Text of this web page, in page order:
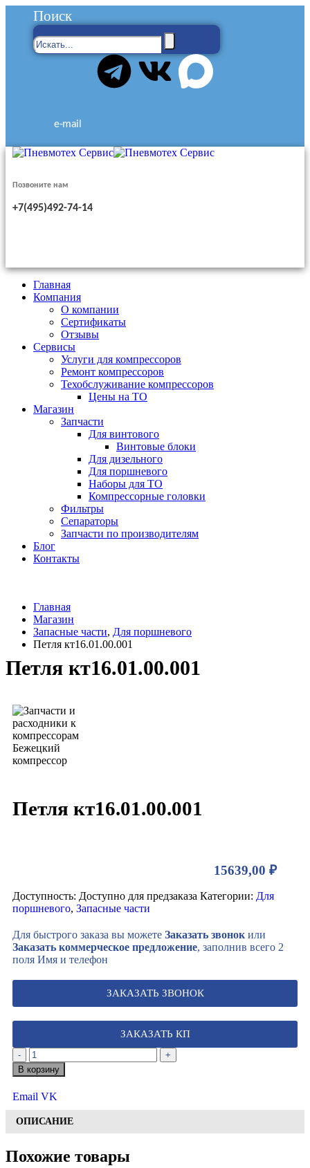
Поиск
e-mail
Позвоните нам
+7(495)492-74-14
Главная
Компания
О компании
Сертификаты
Отзывы
Сервисы
Услуги для компрессоров
Ремонт компрессоров
Техобслуживание компрессоров
Цены на ТО
Магазин
Запчасти
Для винтового
Винтовые блоки
Для дизельного
Для поршневого
Наборы для ТО
Компрессорные головки
Фильтры
Сепараторы
Запчасти по производителям
Блог
Контакты
Главная
Магазин
Запасные части, Для поршневого
Петля кт16.01.00.001
Петля кт16.01.00.001
Петля кт16.01.00.001
15639,00 ₽
Доступность: Доступно для предзаказа Категории: Для
поршневого, Запасные части
Для быстрого заказа вы можете Заказать звонок или
Заказать коммерческое предложение, заполнив всего 2
поля Имя и телефон
ЗАКАЗАТЬ ЗВОНОК
ЗАКАЗАТЬ КП
-
+
В корзину
Email VK
ОПИСАНИЕ
Похожие товары